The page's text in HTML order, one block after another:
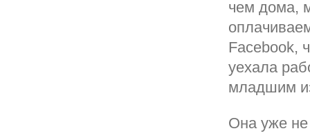
чем дома,
Facebook,
уехала
младшим
Она уже не